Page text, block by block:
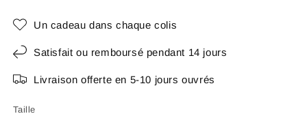
Un cadeau dans chaque colis
Satisfait ou remboursé pendant 14 jours
Livraison offerte en 5-10 jours ouvrés
Taille